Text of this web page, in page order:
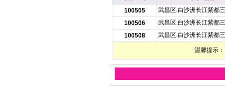
100505
武昌区.白沙洲长江紫都
100506
武昌区.白沙洲长江紫都
100508
武昌区.白沙洲长江紫都
温馨提示